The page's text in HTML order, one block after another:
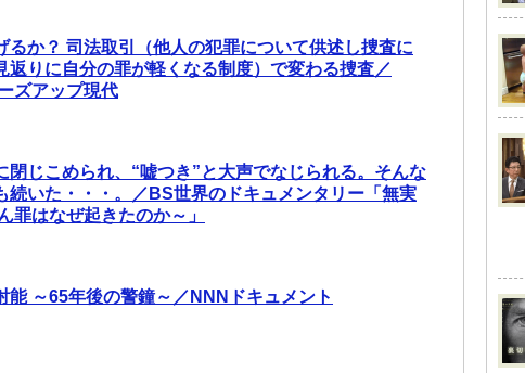
るか？ 司法取引（他人の犯罪について供述し捜査に
返りに自分の罪が軽くなる制度）で変わる捜査／
ズアップ現代
閉じこめられ、“嘘つき”と大声でなじられる。そんな
続いた・・・。／BS世界のドキュメンタリー「無実
罪はなぜ起きたのか～」
能 ～65年後の警鐘～／NNNドキュメント